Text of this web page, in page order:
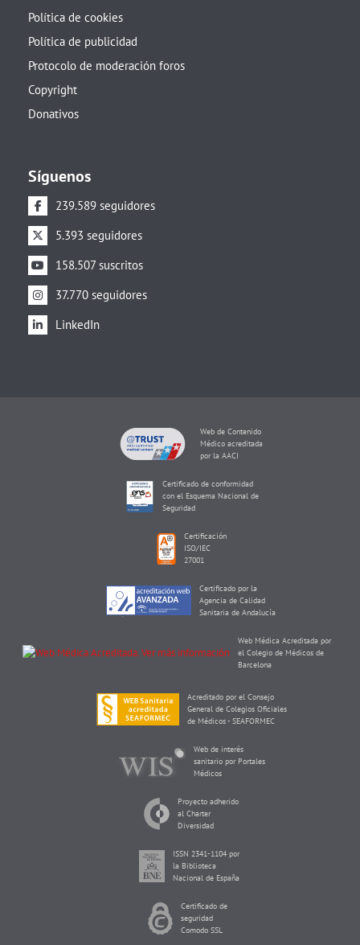
Política de cookies
Política de publicidad
Protocolo de moderación foros
Copyright
Donativos
Síguenos
239.589 seguidores
5.393 seguidores
158.507 suscritos
37.770 seguidores
LinkedIn
Web de Contenido
Médico acreditada
por la AACI
Certificado de conformidad
con el Esquema Nacional de
Seguridad
Certificación
ISO/IEC
27001
Certificado por la
Agencia de Calidad
Sanitaria de Andalucía
Web Médica Acreditada por
el Colegio de Médicos de
Barcelona
Acreditado por el Consejo
General de Colegios Oficiales
de Médicos - SEAFORMEC
Web de interés
sanitario por Portales
Médicos
Proyecto adherido
al Charter
Diversidad
ISSN 2341-1104 por
la Biblioteca
Nacional de España
Certificado de
seguridad
Comodo SSL